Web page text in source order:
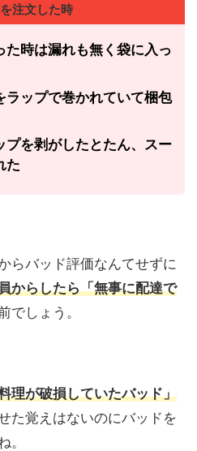
注文した時
た時は漏れも無く袋に入っ
ラップで巻かれていて梱包
プを剥がしたとたん、スー
た
らバッド評価なんてせずに
からしたら「無事に配達で
でしょう。
理が破損していたバッド」
た覚えはないのにバッドを
。